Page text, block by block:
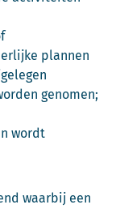
plannen
genomen;
wordt
waarbij een